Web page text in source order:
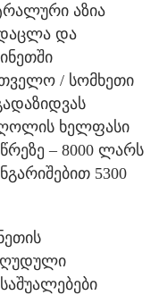
აზია
და
/ სომხეთი
ხელფასი
– 8000 ლარს
5300